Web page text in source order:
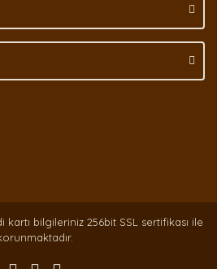
kartı bilgileriniz 256bit SSL sertifikası ile